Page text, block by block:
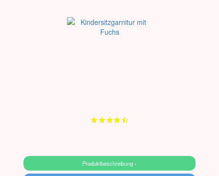
Produktbeschreibung ›